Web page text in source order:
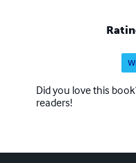
Did you love this
readers!